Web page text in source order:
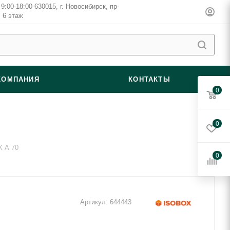
18:00 630015, г. Новосибирск, пр-
6 этаж
КОНТАКТЫ
А 70
Артикул: 644443
0
0
0